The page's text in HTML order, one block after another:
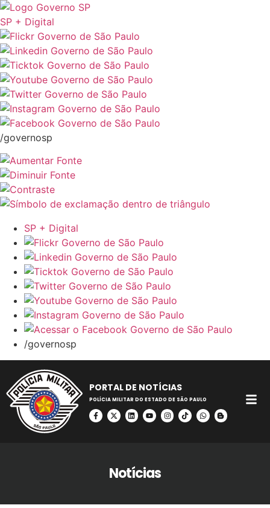
SP + Digital
/governosp
SP + Digital
/governosp
PORTAL DE NOTÍCIAS
POLÍCIA MILITAR DO ESTADO DE SÃO PAULO
Notícias